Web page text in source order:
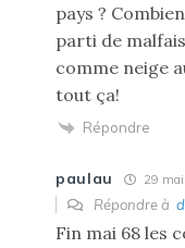
pays ?
parti de
comme neige
tout ça!
Répondre
paulau 29
Répondre à
Fin mai 68 les